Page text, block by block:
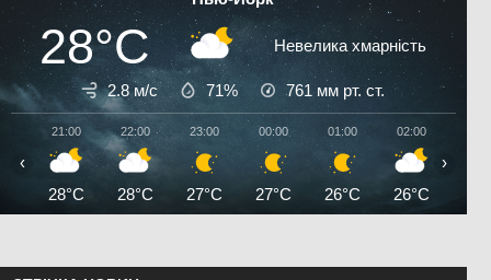
28°C Невелика хмарність
2.8 м/с 71% 761 мм рт. ст.
21:00
28°C
22:00
28°C
23:00
27°C
00:00
27°C
01:00
26°C
02:00
26°C
‹ ›